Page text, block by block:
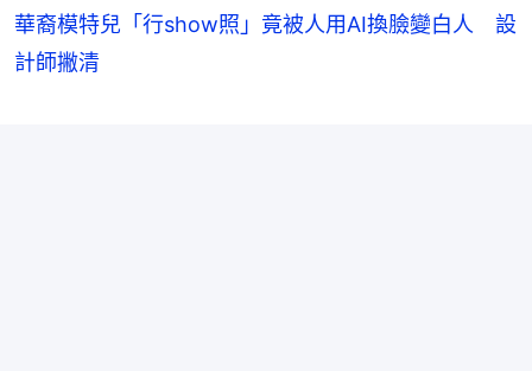
華裔模特兒「行show照」竟被人用AI換臉變白人 設
計師撇清